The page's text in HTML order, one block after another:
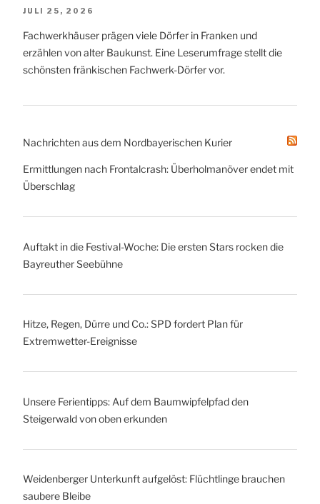
JULI 25, 2026
Fachwerkhäuser prägen viele Dörfer in Franken und
erzählen von alter Baukunst. Eine Leserumfrage stellt die
schönsten fränkischen Fachwerk-Dörfer vor.
Nachrichten aus dem Nordbayerischen Kurier
Ermittlungen nach Frontalcrash: Überholmanöver endet mit
Überschlag
Auftakt in die Festival-Woche: Die ersten Stars rocken die
Bayreuther Seebühne
Hitze, Regen, Dürre und Co.: SPD fordert Plan für
Extremwetter-Ereignisse
Unsere Ferientipps: Auf dem Baumwipfelpfad den
Steigerwald von oben erkunden
Weidenberger Unterkunft aufgelöst: Flüchtlinge brauchen
saubere Bleibe